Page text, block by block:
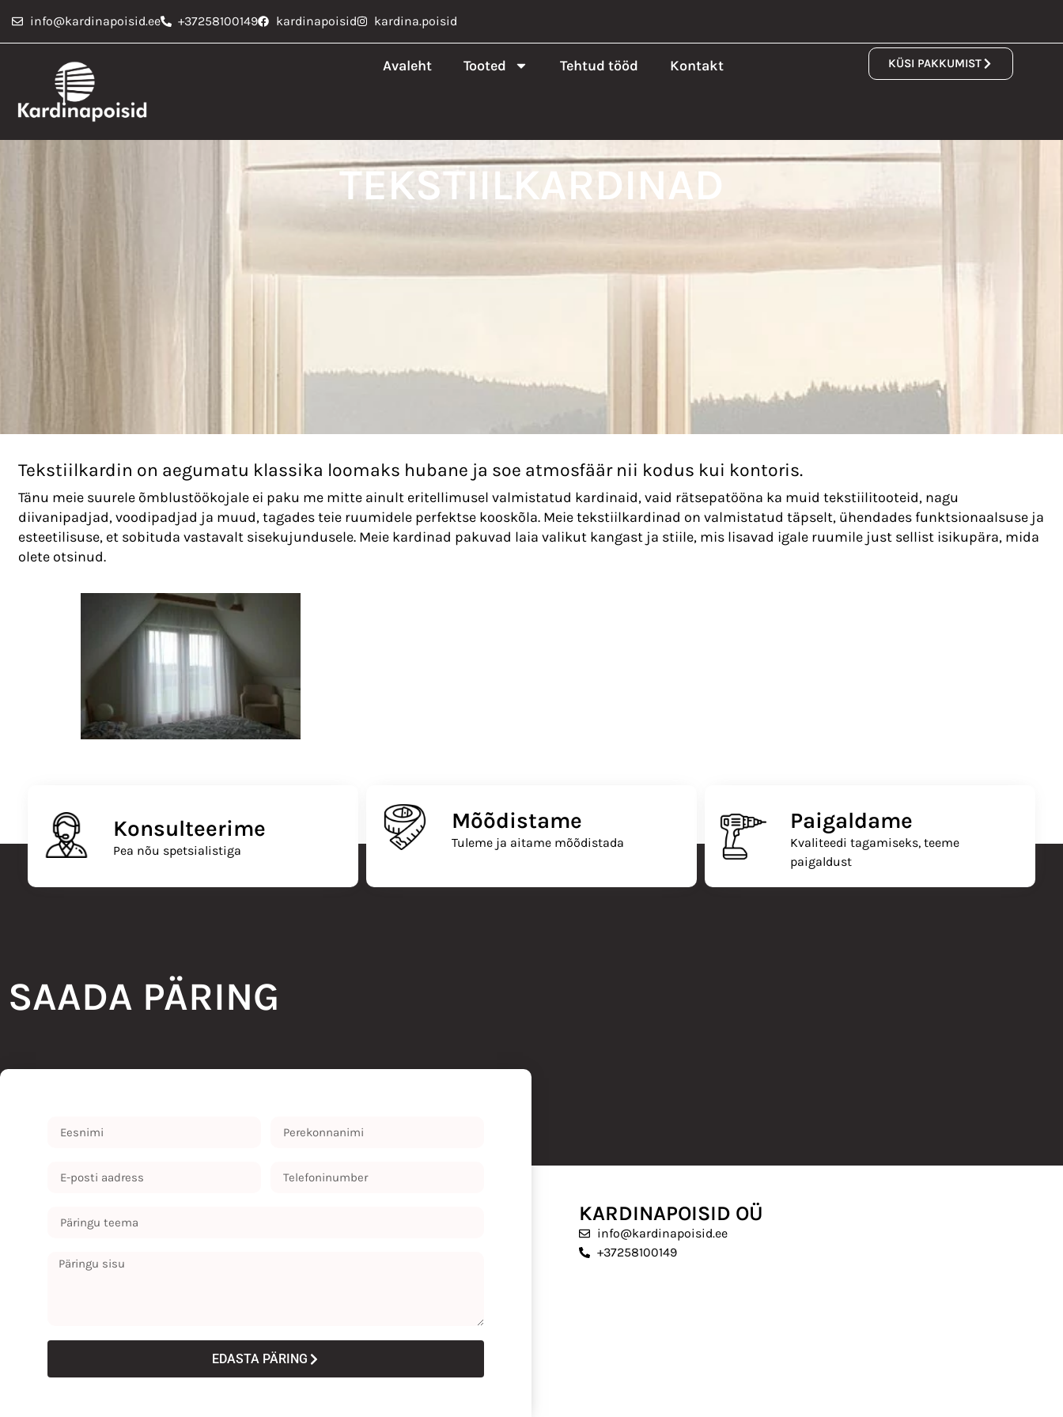
info@kardinapoisid.ee +37258100149 kardinapoisid kardina.poisid
Avaleht Tooted Tehtud tööd Kontakt KÜSI PAKKUMIST
TEKSTIILKARDINAD
Tekstiilkardin on aegumatu klassika loomaks hubane ja soe atmosfäär nii kodus kui kontoris.
Tänu meie suurele õmblustöökojale ei paku me mitte ainult eritellimusel valmistatud kardinaid, vaid rätsepatööna ka muid tekstiilitooteid, nagu
diivanipadjad, voodipadjad ja muud, tagades teie ruumidele perfektse kooskõla. Meie tekstiilkardinad on valmistatud täpselt, ühendades funktsionaalsuse ja
esteetilisuse, et sobituda vastavalt sisekujundusele. Meie kardinad pakuvad laia valikut kangast ja stiile, mis lisavad igale ruumile just sellist isikupära, mida
olete otsinud.
Konsulteerime
Pea nõu spetsialistiga
Mõõdistame
Tuleme ja aitame mõõdistada
Paigaldame
Kvaliteedi tagamiseks, teeme
paigaldust
SAADA PÄRING
EDASTA PÄRING
KARDINAPOISID OÜ
info@kardinapoisid.ee
+37258100149